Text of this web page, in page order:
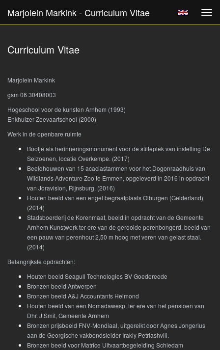
Marjolein Markink - Curriculum Vitae
Curriculum Vitae
Marjolein Markink
gsm 06 30408003
Hogeschool voor de kunsten Arnhem (1993)
Enkhuizer Zeevaartschool (2000)
Werk in de openbare ruimte
Bootje als herinneringsmonument voor de stilteplek van instelling De
Seizoenen, locatie Overkempe. (2017)
Beeldhouwen van 15 acaciastammen voor het Dogonraadhuis van
Wildlands Adventure Zoo te Emmen, opgeleverd in 2016 in opdracht
van Joravision, Rijnsburg. (2016)
Houten beeld van een engel begraafplaats Olburgen (Gelderland)
(2014)
Stadsboerderij de Korenmaat, beeld in opdracht van de Gemeente
Arnhem Kunstwerk ter ere van de gerooide perenbongerd, beeld van
een pauw van perenhout 2,50 m hoog met veren van gelast staal.
(2014)
Belangrijkste opdrachten:
Houten beeld Seagull Technologies BV Goedereede
Bronzen beeld Antwerpen
Bronzen beeld A&J Accountants Helmond
Houten beeld van een Nomadawesp, ter ere van het pensioen van
Dhr. J.Smit, Gemeente Arnhem
Bronzen prijsbeeld FNV-Mondiaal, uitgereikt door Agnes Jongerius
aan de Georgische vakbondsleider Irakly Petriashvili.
Bronzen beeld voor Matrice Uitvaartbegeleiding Schiedam